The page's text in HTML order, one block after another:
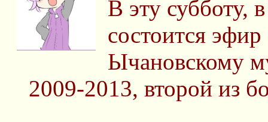
В эту
состоится
Ычановскому
2009-2013, второй из